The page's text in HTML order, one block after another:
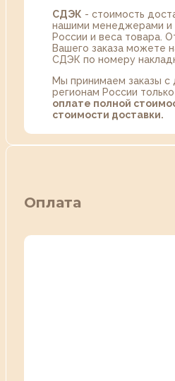
СДЭК - стоимость
нашими менеджерами и
России и веса товара.
Вашего заказа можете
СДЭК по номеру
Мы принимаем заказы с
регионам России только
оплате полной
стоимости доставки.
Оплата